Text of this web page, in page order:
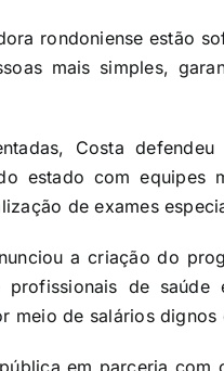
rondoniense estão
mais simples,
Costa
estado com equipes
de exames
a criação do
de
meio de salários